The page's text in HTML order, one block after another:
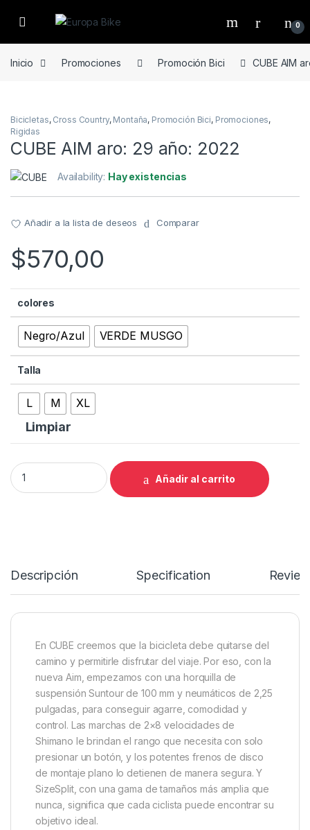
Open 0
Inicio Promociones Promoción Bici CUBE AIM
Bicicletas, Cross Country, Montaña, Promoción Bici, Promociones,
Rigidas
CUBE AIM aro: 29 año: 2022
Availability: Hay existencias
Añadir a la lista de deseos Comparar
$570,00
colores
Negro/Azul VERDE MUSGO
Talla
L M XL
Limpiar
CUBE AIM aro: 29 año: 2022 quantity
Añadir al carrito
Descripción Specification
En CUBE creemos que la bicicleta debe quitarse del
camino y permitirle disfrutar del viaje. Por eso, con la
nueva Aim, empezamos con una horquilla de
suspensión Suntour de 100 mm y neumáticos de 2,25
pulgadas, para conseguir agarre, comodidad y
control. Las marchas de 2×8 velocidades de
Shimano le brindan el rango que necesita con solo
presionar un botón, y los potentes frenos de disco
de montaje plano lo detienen de manera segura. Y
SizeSplit, con una gama de tamaños más amplia que
nunca, significa que cada ciclista puede encontrar su
objetivo ideal.